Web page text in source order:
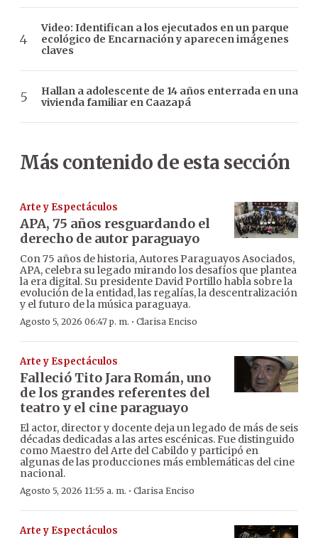
Video: Identifican a los ejecutados en un parque
ecológico de Encarnación y aparecen imágenes
claves
Hallan a adolescente de 14 años enterrada en una
vivienda familiar en Caazapá
Más contenido de esta sección
Arte y Espectáculos
APA, 75 años resguardando el
derecho de autor paraguayo
Con 75 años de historia, Autores Paraguayos Asociados,
APA, celebra su legado mirando los desafíos que plantea
la era digital. Su presidente David Portillo habla sobre la
evolución de la entidad, las regalías, la descentralización
y el futuro de la música paraguaya.
Agosto 5, 2026 06:47 p. m. · Clarisa Enciso
Arte y Espectáculos
Falleció Tito Jara Román, uno
de los grandes referentes del
teatro y el cine paraguayo
El actor, director y docente deja un legado de más de seis
décadas dedicadas a las artes escénicas. Fue distinguido
como Maestro del Arte del Cabildo y participó en
algunas de las producciones más emblemáticas del cine
nacional.
Agosto 5, 2026 11:55 a. m. · Clarisa Enciso
Arte y Espectáculos